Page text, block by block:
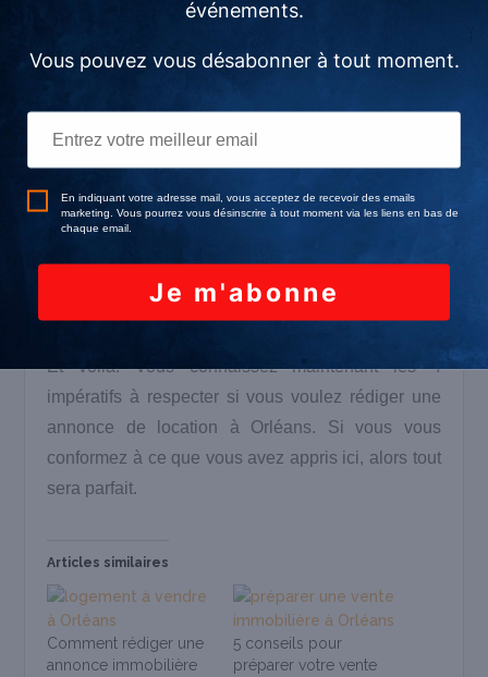
annonce laissent entendre que vous ne tolérez pas
tel ou tel genre de locataire, vous êtes passible
d’une amende de 45 000 € et de trois années
d’emprisonnement.
discriminatoire est donc interdite. Ne rejetez pas
les candidats dont l’orientation sexuelle, les
mode de vie ne correspondent pas à ce que vous
Et voilà. Vous connaissez maintenant les 4
impératifs à respecter si vous voulez rédiger une
annonce de location à Orléans. Si vous vous
conformez à ce que vous avez appris ici, alors tout
sera parfait.
Articles similaires
Comment rédiger une
annonce immobilière
5 conseils pour
préparer votre vente